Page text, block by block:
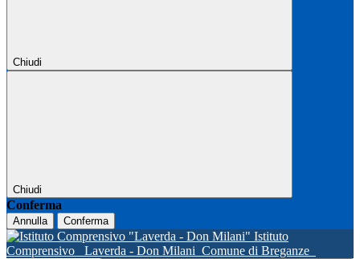
Chiudi
Chiudi
Conferma
Annulla Conferma
Istituto
Comprensivo
Laverda - Don Milani Comune di Breganze